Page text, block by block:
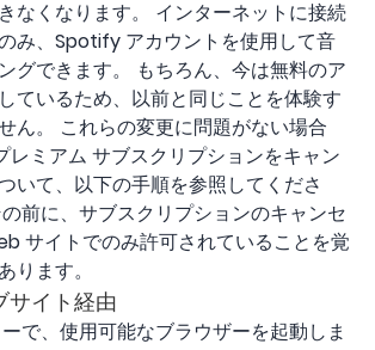
なくなります。 インターネットに接続
み、Spotify アカウントを使用して音
グできます。 もちろん、今は無料のア
ているため、以前と同じことを体験す
ん。 これらの変更に問題がない場合
ミアム サブスクリプションをキャン
いて、以下の手順を参照してくださ
前に、サブスクリプションのキャンセ
サイトでのみ許可されていることを覚
ります。
イト経由
で、使用可能なブラウザーを起動しま